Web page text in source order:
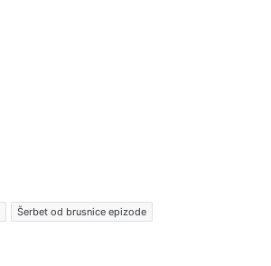
Šerbet od brusnice epizode